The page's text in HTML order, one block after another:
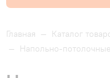
Как купить
Главная — Каталог
— Напольно-